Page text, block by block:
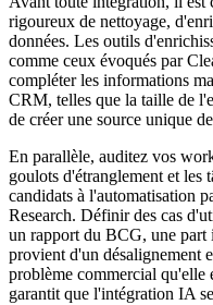
rigoureux de nettoyage,
données. Les outils
comme ceux évoqués par
compléter les informations
CRM, telles que la taille de
de créer une source unique
En parallèle, auditez vos
goulots d'étranglement et les
candidats à l'automatisation
Research. Définir des cas
un rapport du BCG, une part
provient d'un désalignement
problème commercial qu'elle
garantit que l'intégration IA